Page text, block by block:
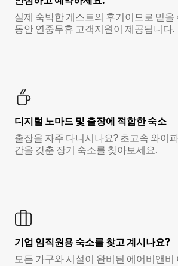
실제 숙박한 게스트의 후기이므로 믿을
동안 연중무휴 고객지원이 제공됩니다.
디지털 노마드 및 출장에 적합한 숙소
출장을 자주 다니시나요? 초고속 와이
간을 갖춘 장기 숙소를 찾아보세요.
기업 임직원용 숙소를 찾고 계시나요?
모든 가구와 시설이 완비된 에어비앤비